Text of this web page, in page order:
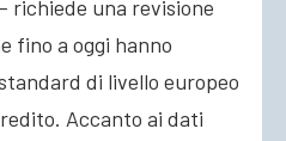
richiede una revisione
fino a oggi hanno
di livello europeo
Accanto ai dati